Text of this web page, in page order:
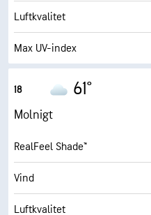
Molntäcke
Sikt
Luftkvalitet
Max UV-index
Fuktighet
Daggpunkt
AccuLumen Brightness Index™
Molntäcke
18 61°
Molnigt
RealFeel Shade™
Vind
Luftkvalitet